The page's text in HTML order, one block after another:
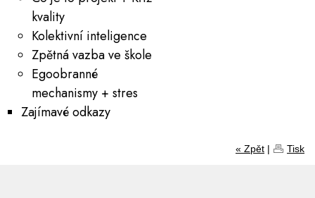
kvality
Kolektivní inteligence
Zpětná vazba ve škole
Egoobranné
mechanismy + stres
Zajímavé odkazy
« Zpět | Tisk